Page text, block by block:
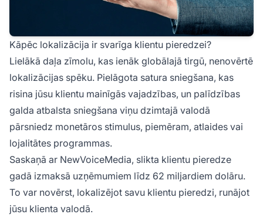
Kāpēc lokalizācija ir svarīga klientu pieredzei?
Lielākā daļa zīmolu, kas ienāk globālajā tirgū, nenovērtē
lokalizācijas spēku. Pielāgota satura sniegšana, kas
risina jūsu klientu mainīgās vajadzības, un palīdzības
galda atbalsta sniegšana viņu dzimtajā valodā
pārsniedz monetāros stimulus, piemēram, atlaides vai
lojalitātes programmas.
Saskaņā ar NewVoiceMedia, slikta klientu pieredze
gadā izmaksā uzņēmumiem līdz 62 miljardiem dolāru.
To var novērst, lokalizējot savu klientu pieredzi, runājot
jūsu klienta valodā.